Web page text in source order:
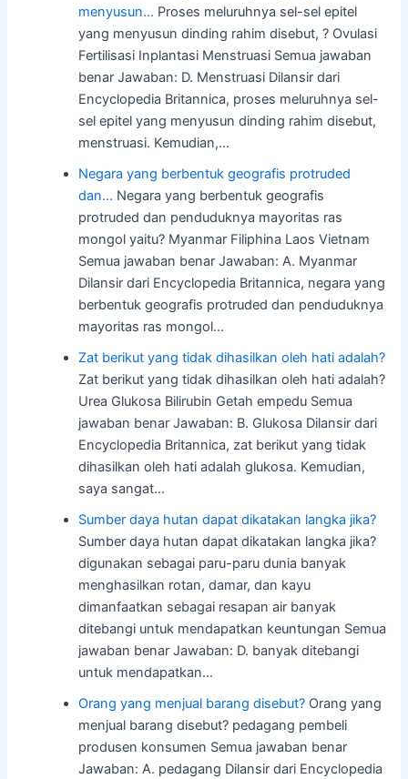
menyusun… Proses meluruhnya sel-sel epitel
yang menyusun dinding rahim disebut, ? Ovulasi
Fertilisasi Inplantasi Menstruasi Semua jawaban
benar Jawaban: D. Menstruasi Dilansir dari
Encyclopedia Britannica, proses meluruhnya sel-
sel epitel yang menyusun dinding rahim disebut,
menstruasi. Kemudian,…
Negara yang berbentuk geografis protruded
dan… Negara yang berbentuk geografis
protruded dan penduduknya mayoritas ras
mongol yaitu? Myanmar Filiphina Laos Vietnam
Semua jawaban benar Jawaban: A. Myanmar
Dilansir dari Encyclopedia Britannica, negara yang
berbentuk geografis protruded dan penduduknya
mayoritas ras mongol…
Zat berikut yang tidak dihasilkan oleh hati adalah?
Zat berikut yang tidak dihasilkan oleh hati adalah?
Urea Glukosa Bilirubin Getah empedu Semua
jawaban benar Jawaban: B. Glukosa Dilansir dari
Encyclopedia Britannica, zat berikut yang tidak
dihasilkan oleh hati adalah glukosa. Kemudian,
saya sangat…
Sumber daya hutan dapat dikatakan langka jika?
Sumber daya hutan dapat dikatakan langka jika?
digunakan sebagai paru-paru dunia banyak
menghasilkan rotan, damar, dan kayu
dimanfaatkan sebagai resapan air banyak
ditebangi untuk mendapatkan keuntungan Semua
jawaban benar Jawaban: D. banyak ditebangi
untuk mendapatkan…
Orang yang menjual barang disebut? Orang yang
menjual barang disebut? pedagang pembeli
produsen konsumen Semua jawaban benar
Jawaban: A. pedagang Dilansir dari Encyclopedia